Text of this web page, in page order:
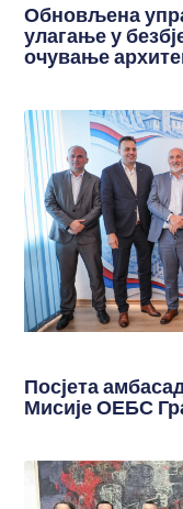
Обновљена
улагање у
очување
Посјета
Мисије ОЕБС